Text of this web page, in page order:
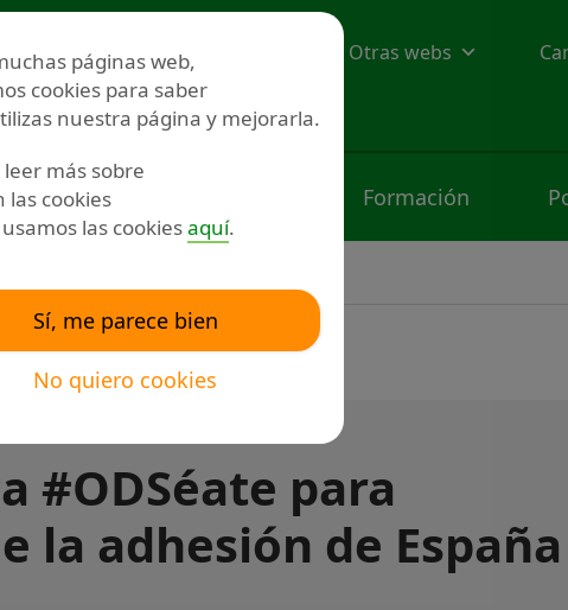
Redes sociales Otras webs
Voluntariado
Formación
#ODSéate para
la adhesión de España
páginas web,
cookies para saber
nuestra página y mejorarla.
leer más sobre
las cookies
las cookiesaquí.
Sí, me parece bien
No quiero cookies